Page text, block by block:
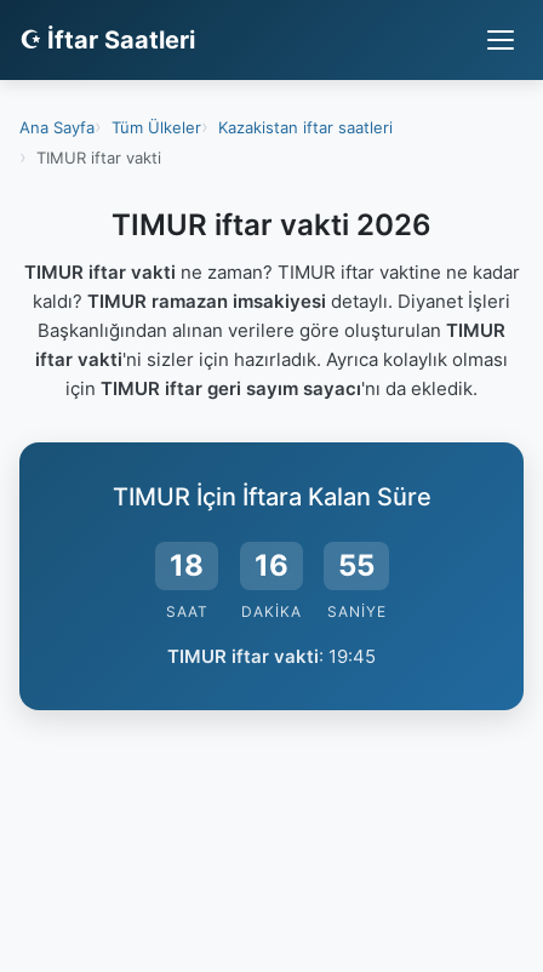
☪ İftar Saatleri
Ana Sayfa Tüm Ülkeler
Kazakistan iftar saatleri
TIMUR iftar vakti
TIMUR iftar vakti 2026
TIMUR iftar vakti ne zaman? TIMUR iftar vaktine ne kadar
kaldı? TIMUR ramazan imsakiyesi detaylı. Diyanet İşleri
Başkanlığından alınan verilere göre oluşturulan TIMUR
iftar vakti'ni sizler için hazırladık. Ayrıca kolaylık olması
için TIMUR iftar geri sayım sayacı'nı da ekledik.
TIMUR İçin İftara Kalan Süre
18
SAAT
16
DAKIKA
55
SANIYE
TIMUR iftar vakti: 19:45